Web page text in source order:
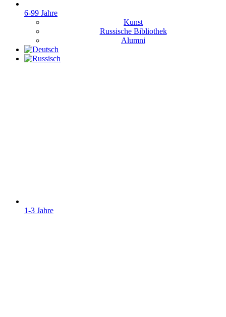
6-99 Jahre
Kunst
Russische Bibliothek
Alumni
1-3 Jahre